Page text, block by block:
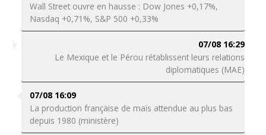
Wall Street ouvre en hausse : Dow Jones +0,17%,
Nasdaq +0,71%, S&P 500 +0,33%
07/08 16:29
Le Mexique et le Pérou rétablissent leurs relations
diplomatiques (MAE)
07/08 16:09
La production française de maïs attendue au plus bas
depuis 1980 (ministère)